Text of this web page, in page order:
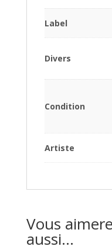
Label
Divers
Condition
Artiste
Vous
aussi…